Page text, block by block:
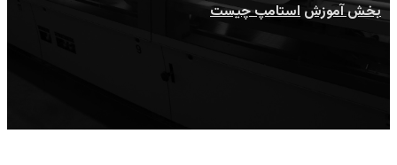
بخش آموزش استامپ چیست